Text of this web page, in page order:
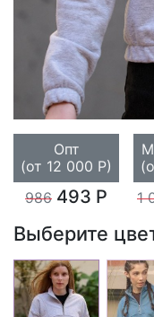
Опт
(от 12 000 Р)
986 493 Р
1
Выберите